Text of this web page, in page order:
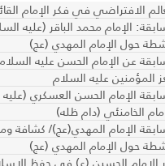
الافتراضي في فكر الإمام
الإمام محمد الباقر (عليه
حول الإمام المهدي (عج)
عن الإمام الحسن عليه السلام
المؤمنين عليه السلام
الإمام الحسن العسكري (عليه
الخامنئي (دام ظله)
الإمام المهدي(عج)/ كشافة
حول الإمام المهدي (عج)